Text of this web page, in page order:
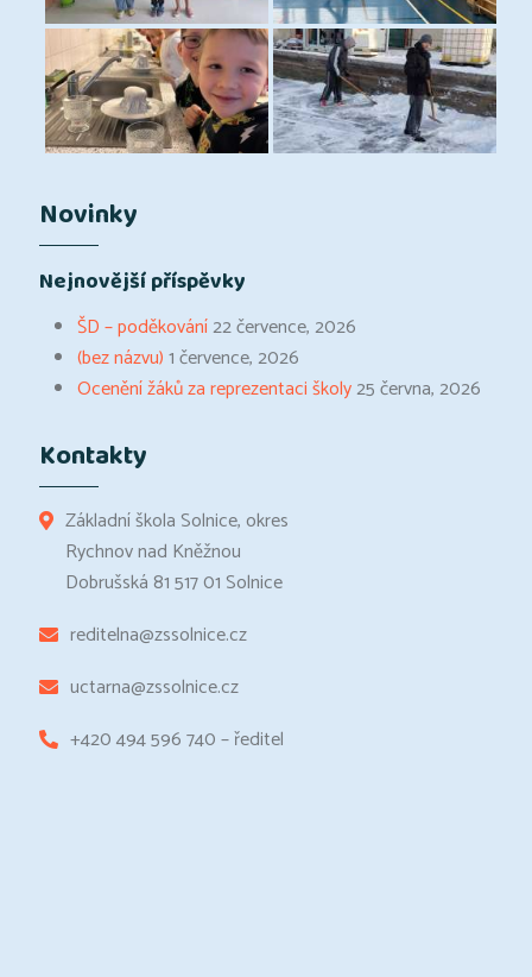
Novinky
Nejnovější příspěvky
ŠD – poděkování22 července, 2026
(bez názvu)1 července, 2026
Ocenění žáků za reprezentaci školy25 června, 2026
Kontakty
Základní škola Solnice, okres
Rychnov nad Kněžnou
Dobrušská 81 517 01 Solnice
reditelna@zssolnice.cz
uctarna@zssolnice.cz
+420 494 596 740 – ředitel